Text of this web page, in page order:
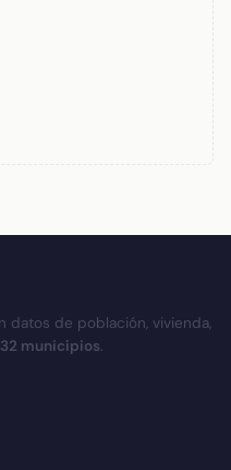
datos de población, vivienda,
municipios.